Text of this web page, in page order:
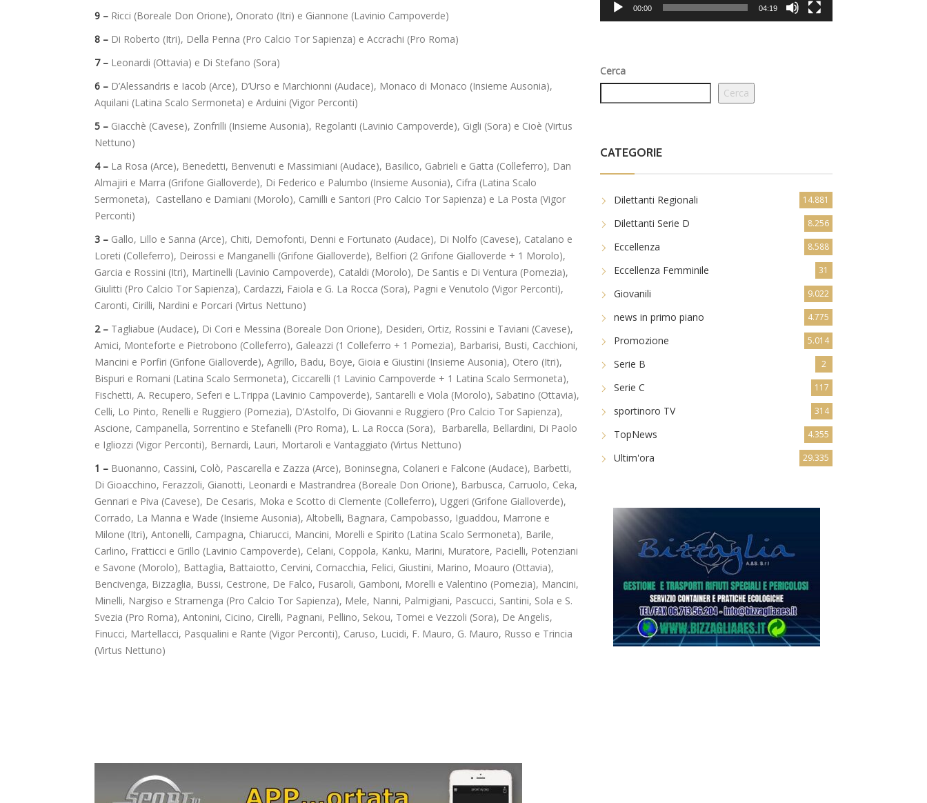
9 – Ricci (Boreale Don Orione), Onorato (Itri) e Giannone (Lavinio Campoverde)
8 – Di Roberto (Itri), Della Penna (Pro Calcio Tor Sapienza) e Accrachi (Pro Roma)
7 – Leonardi (Ottavia) e Di Stefano (Sora)
6 – D’Alessandris e Iacob (Arce), D’Urso e Marchionni (Audace), Monaco di Monaco (Insieme Ausonia),
Aquilani (Latina Scalo Sermoneta) e Arduini (Vigor Perconti)
5 – Giacchè (Cavese), Zonfrilli (Insieme Ausonia), Regolanti (Lavinio Campoverde), Gigli (Sora) e Cioè (Virtus
Nettuno)
4 – La Rosa (Arce), Benedetti, Benvenuti e Massimiani (Audace), Basilico, Gabrieli e Gatta (Colleferro), Dan
Almajiri e Marra (Grifone Gialloverde), Di Federico e Palumbo (Insieme Ausonia), Cifra (Latina Scalo
Sermoneta), Castellano e Damiani (Morolo), Camilli e Santori (Pro Calcio Tor Sapienza) e La Posta (Vigor
Perconti)
3 – Gallo, Lillo e Sanna (Arce), Chiti, Demofonti, Denni e Fortunato (Audace), Di Nolfo (Cavese), Catalano e
Loreti (Colleferro), Deirossi e Manganelli (Grifone Gialloverde), Belfiori (2 Grifone Gialloverde + 1 Morolo),
Garcia e Rossini (Itri), Martinelli (Lavinio Campoverde), Cataldi (Morolo), De Santis e Di Ventura (Pomezia),
Giulitti (Pro Calcio Tor Sapienza), Cardazzi, Faiola e G. La Rocca (Sora), Pagni e Venutolo (Vigor Perconti),
Caronti, Cirilli, Nardini e Porcari (Virtus Nettuno)
2 – Tagliabue (Audace), Di Cori e Messina (Boreale Don Orione), Desideri, Ortiz, Rossini e Taviani (Cavese),
Amici, Monteforte e Pietrobono (Colleferro), Galeazzi (1 Colleferro + 1 Pomezia), Barbarisi, Busti, Cacchioni,
Mancini e Porfiri (Grifone Gialloverde), Agrillo, Badu, Boye, Gioia e Giustini (Insieme Ausonia), Otero (Itri),
Bispuri e Romani (Latina Scalo Sermoneta), Ciccarelli (1 Lavinio Campoverde + 1 Latina Scalo Sermoneta),
Fischetti, A. Recupero, Seferi e L.Trippa (Lavinio Campoverde), Santarelli e Viola (Morolo), Sabatino (Ottavia),
Celli, Lo Pinto, Renelli e Ruggiero (Pomezia), D’Astolfo, Di Giovanni e Ruggiero (Pro Calcio Tor Sapienza),
Ascione, Campanella, Sorrentino e Stefanelli (Pro Roma), L. La Rocca (Sora), Barbarella, Bellardini, Di Paolo
e Igliozzi (Vigor Perconti), Bernardi, Lauri, Mortaroli e Vantaggiato (Virtus Nettuno)
1 – Buonanno, Cassini, Colò, Pascarella e Zazza (Arce), Boninsegna, Colaneri e Falcone (Audace), Barbetti,
Di Gioacchino, Ferazzoli, Gianotti, Leonardi e Mastrandrea (Boreale Don Orione), Barbusca, Carruolo, Ceka,
Gennari e Piva (Cavese), De Cesaris, Moka e Scotto di Clemente (Colleferro), Uggeri (Grifone Gialloverde),
Corrado, La Manna e Wade (Insieme Ausonia), Altobelli, Bagnara, Campobasso, Iguaddou, Marrone e
Milone (Itri), Antonelli, Campagna, Chiarucci, Mancini, Morelli e Spirito (Latina Scalo Sermoneta), Barile,
Carlino, Fratticci e Grillo (Lavinio Campoverde), Celani, Coppola, Kanku, Marini, Muratore, Pacielli, Potenziani
e Savone (Morolo), Battaglia, Battaiotto, Cervini, Cornacchia, Felici, Giustini, Marino, Moauro (Ottavia),
Bencivenga, Bizzaglia, Bussi, Cestrone, De Falco, Fusaroli, Gamboni, Morelli e Valentino (Pomezia), Mancini,
Minelli, Nargiso e Stramenga (Pro Calcio Tor Sapienza), Mele, Nanni, Palmigiani, Pascucci, Santini, Sola e S.
Svezia (Pro Roma), Antonini, Cicino, Cirelli, Pagnani, Pellino, Sekou, Tomei e Vezzoli (Sora), De Angelis,
Finucci, Martellacci, Pasqualini e Rante (Vigor Perconti), Caruso, Lucidi, F. Mauro, G. Mauro, Russo e Trincia
(Virtus Nettuno)
00:00 04:19
Cerca
Cerca
CATEGORIE
Dilettanti Regionali 14.881
Dilettanti Serie D 8.256
Eccellenza 8.588
Eccellenza Femminile 31
Giovanili 9.022
news in primo piano 4.775
Promozione 5.014
Serie B 2
Serie C 117
sportinoro TV 314
TopNews 4.355
Ultim'ora 29.335